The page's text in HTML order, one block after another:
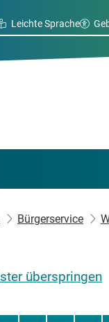
Leichte Sprache
Bürgerservice
überspringen